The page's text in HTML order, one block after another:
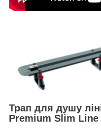
Трап для душу
Premium Slim